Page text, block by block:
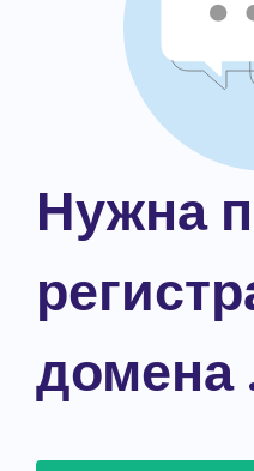
Нужна